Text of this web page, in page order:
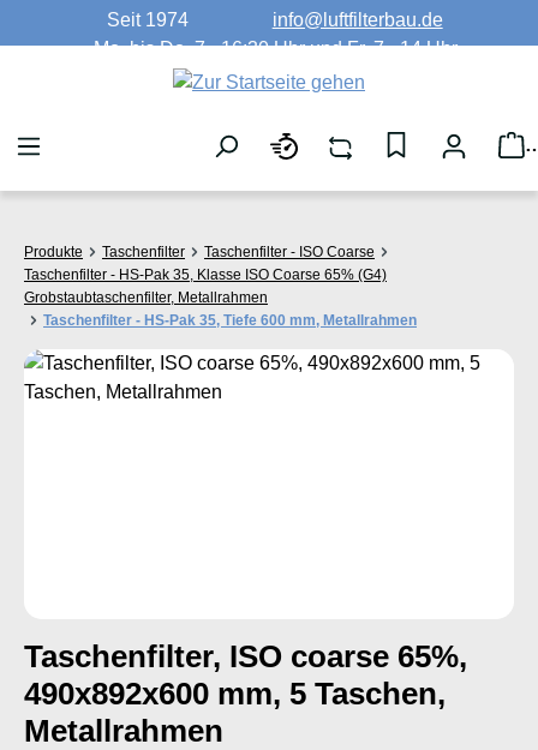
Zum Hauptinhalt springen
Seit 1974
info@luftfilterbau.de
Mo. bis Do. 7 - 16:30 Uhr und Fr. 7 - 14 Uhr
Produkte Taschenfilter
Taschenfilter - ISO Coarse
Taschenfilter - HS-Pak 35, Klasse ISO Coarse 65% (G4)
Grobstaubtaschenfilter, Metallrahmen
Taschenfilter - HS-Pak 35, Tiefe 600 mm, Metallrahmen
Bildergalerie überspringen
Taschenfilter, ISO coarse 65%,
490x892x600 mm, 5 Taschen,
Metallrahmen